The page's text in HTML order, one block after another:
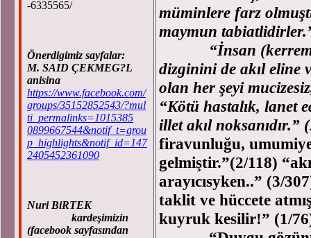
-6335565/
Önerdigimiz sayfalar:
M. SAID ÇEKMEG?L
anisina
https://www.facebook.com/
groups/35152852543/?mul
ti_permalinks=1015385
0899667544&notif_t=grou
p_highlights&notif_id=147
2405452361090
Nuri BiRTEK
kardeşimizin
(facebook sayfasından
müminlere farz
maymun
“İnsan
dizginini de akıl eline
olan her şeyi
“Kötü hastalık, lanet
illet akıl noksanıdır.” (
firavunluğu,
gelmiştir.”(2/118)
arayıcısyken..” (3/
taklit ve hüccete
kuyruk kesilir!” (1/